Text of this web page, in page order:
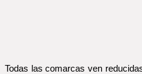
Todas las comarcas ven